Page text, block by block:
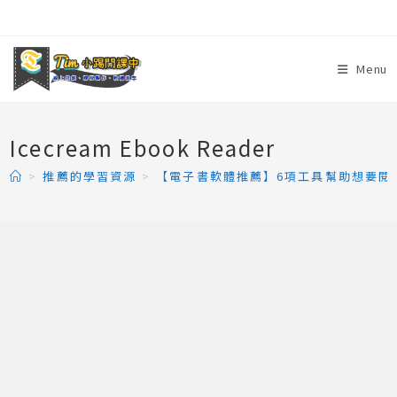
content
Menu
Icecream Ebook Reader
> 推薦的學習資源 > 【電子書軟體推薦】6項工具幫助想要